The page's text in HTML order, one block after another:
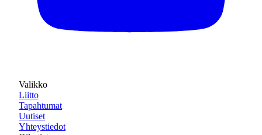
Valikko
Liitto
Tapahtumat
Uutiset
Yhteystiedot